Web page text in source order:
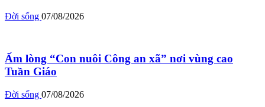
Đời sống 07/08/2026
Ấm lòng “Con nuôi Công an xã” nơi vùng cao
Tuần Giáo
Đời sống 07/08/2026